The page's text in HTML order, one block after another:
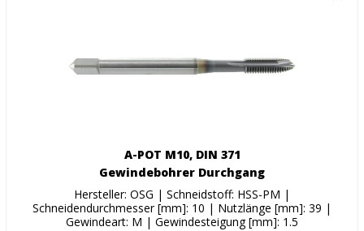
A-POT M10, DIN 371
Gewindebohrer Durchgang
Hersteller: OSG | Schneidstoff: HSS-PM |
Schneidendurchmesser [mm]: 10 | Nutzlänge [mm]: 39 |
Gewindeart: M | Gewindesteigung [mm]: 1.5